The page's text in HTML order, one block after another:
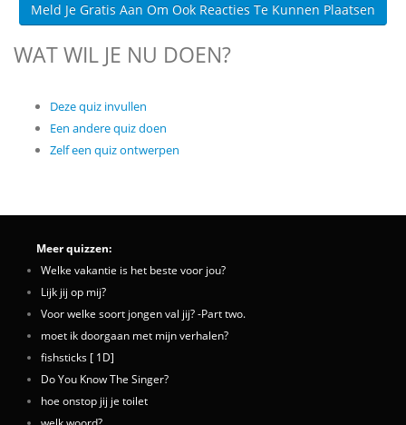
Meld Je Gratis Aan Om Ook Reacties Te Kunnen Plaatsen
WAT WIL JE NU DOEN?
Deze quiz invullen
Een andere quiz doen
Zelf een quiz ontwerpen
Meer quizzen:
Welke vakantie is het beste voor jou?
Lijk jij op mij?
Voor welke soort jongen val jij? -Part two.
moet ik doorgaan met mijn verhalen?
fishsticks [ 1D]
Do You Know The Singer?
hoe onstop jij je toilet